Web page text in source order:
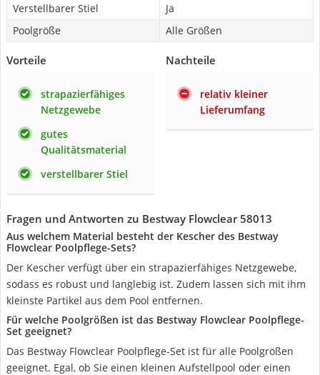
Verstellbarer Stiel
Ja
Poolgröße
Alle Größen
Vorteile
strapazierfähiges
Netzgewebe
gutes
Qualitätsmaterial
verstellbarer Stiel
Nachteile
relativ kleiner
Lieferumfang
Fragen und Antworten zu Bestway Flowclear 58013
Aus welchem Material besteht der Kescher des Bestway
Flowclear Poolpflege-Sets?
Der Kescher verfügt über ein strapazierfähiges Netzgewebe,
sodass es robust und langlebig ist. Zudem lassen sich mit ihm
kleinste Partikel aus dem Pool entfernen.
Für welche Poolgrößen ist das Bestway Flowclear Poolpflege-
Set geeignet?
Das Bestway Flowclear Poolpflege-Set ist für alle Poolgrößen
geeignet. Egal, ob Sie einen kleinen Aufstellpool oder einen